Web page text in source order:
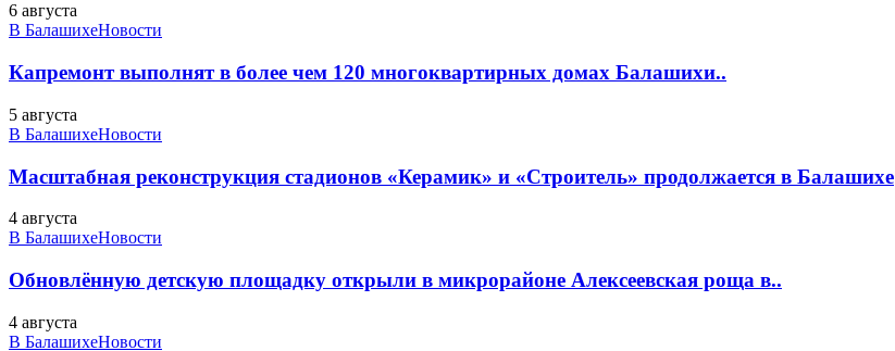
6 августа
В БалашихеНовости
Капремонт выполнят в более чем 120 многоквартирных домах Балашихи..
5 августа
В БалашихеНовости
Масштабная реконструкция стадионов «Керамик» и «Строитель» продолжается в Балашихе
4 августа
В БалашихеНовости
Обновлённую детскую площадку открыли в микрорайоне Алексеевская роща в..
4 августа
В БалашихеНовости